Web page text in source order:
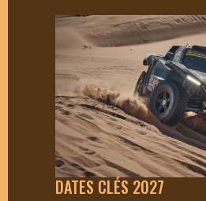
DATES CLÉS 2027